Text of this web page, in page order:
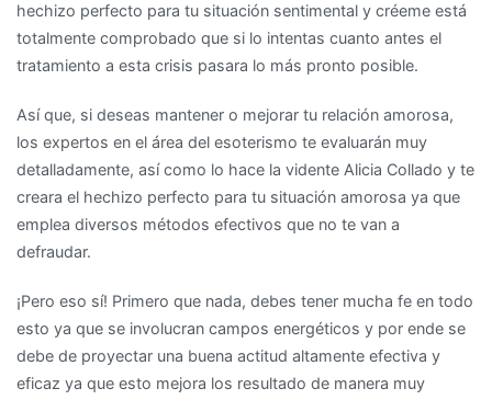
hechizo perfecto para tu situación sentimental y créeme está
totalmente comprobado que si lo intentas cuanto antes el
tratamiento a esta crisis pasara lo más pronto posible.
Así que, si deseas mantener o mejorar tu relación amorosa,
los expertos en el área del esoterismo te evaluarán muy
detalladamente, así como lo hace la vidente Alicia Collado y te
creara el hechizo perfecto para tu situación amorosa ya que
emplea diversos métodos efectivos que no te van a
defraudar.
¡Pero eso sí! Primero que nada, debes tener mucha fe en todo
esto ya que se involucran campos energéticos y por ende se
debe de proyectar una buena actitud altamente efectiva y
eficaz ya que esto mejora los resultado de manera muy